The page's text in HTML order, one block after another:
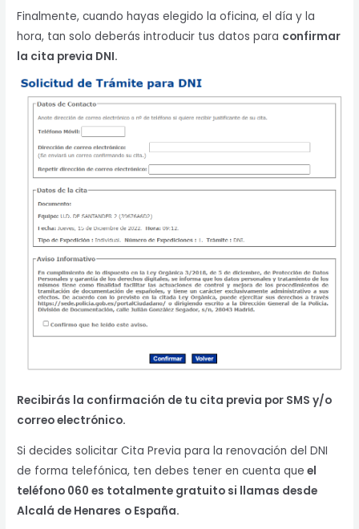
Finalmente, cuando hayas elegido la oficina, el día y la
hora, tan solo deberás introducir tus datos para confirmar
la cita previa DNI.
Recibirás la confirmación de tu cita previa por SMS y/o
correo electrónico.
Si decides solicitar Cita Previa para la renovación del DNI
de forma telefónica, ten debes tener en cuenta que el
teléfono 060 es totalmente gratuito si llamas desde
Alcalá de Henares o España.